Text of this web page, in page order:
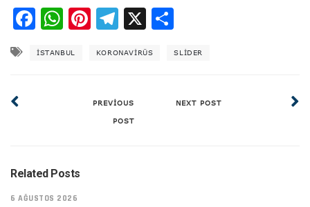
Facebook
WhatsApp
Pinterest
Telegram
X
ISTANBUL KORONAVIRÜS SLIDER
PREVIOUS
POST
NEXT POST
Related Posts
6 AĞUSTOS 2026